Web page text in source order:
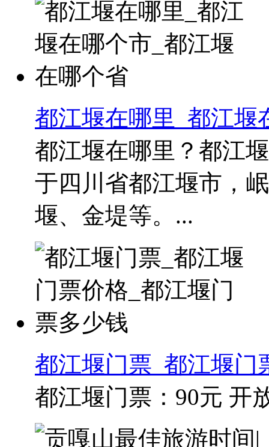
都江堰在哪里_都江堰
都江堰在哪里？都江
于四川省都江堰市，
堰、金堤等。...
都江堰门票_都江堰门
都江堰门票：90元 开